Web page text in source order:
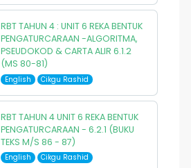
RBT TAHUN 4 : UNIT 6 REKA BENTUK
PENGATURCARAAN -ALGORITMA,
PSEUDOKOD & CARTA ALIR 6.1.2
(MS 80-81)
English Cikgu Rashid
RBT TAHUN 4 UNIT 6 REKA BENTUK
PENGATURCARAAN - 6.2.1 (BUKU
TEKS M/S 86 - 87)
English Cikgu Rashid